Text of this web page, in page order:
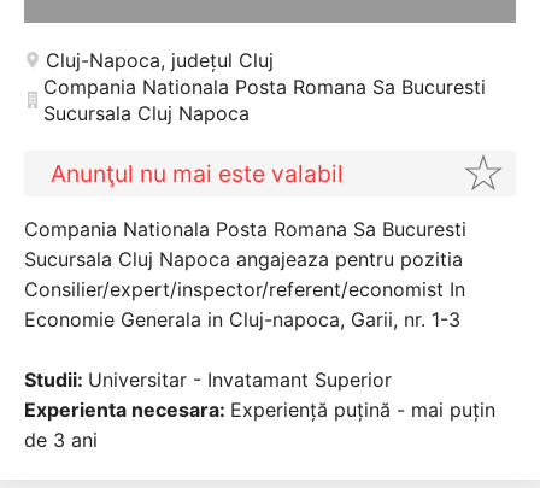
Cluj-Napoca, județul Cluj
Compania Nationala Posta Romana Sa Bucuresti
Sucursala Cluj Napoca
Anunţul nu mai este valabil
Compania Nationala Posta Romana Sa Bucuresti
Sucursala Cluj Napoca angajeaza pentru pozitia
Consilier/expert/inspector/referent/economist In
Economie Generala in Cluj-napoca, Garii, nr. 1-3
Studii: Universitar - Invatamant Superior
Experienta necesara: Experiență puțină - mai puțin
de 3 ani